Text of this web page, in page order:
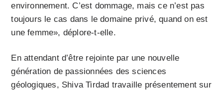
environnement. C’est dommage, mais ce n’est pas
toujours le cas dans le domaine privé, quand on est
une femme», déplore-t-elle.
En attendant d’être rejointe par une nouvelle
génération de passionnées des sciences
géologiques, Shiva Tirdad travaille présentement sur